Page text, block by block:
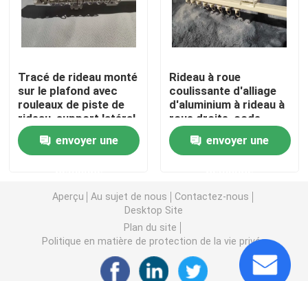
Chaussures d'hommes d'occasion
2èmes sacs à main
Sacs de luxe d'occasion
Tenues d'automne décontractées
Le nouveau modèle Shirts des hommes
Tracé de rideau monté
sur le plafond avec
rouleaux de piste de
rideau, support latéral
support supérieur
plafondenvoyer une
Rideau à roue
coulissante d'alliage
d'aluminium à rideau à
roue droite, code
supérieur, code
latéral, ensemble de
connecteurs
envoyer une
Aperçu Au sujet de nous
Contactez-nous
Desktop Site
Plan du site
Politique en matière de protection de la vie privée